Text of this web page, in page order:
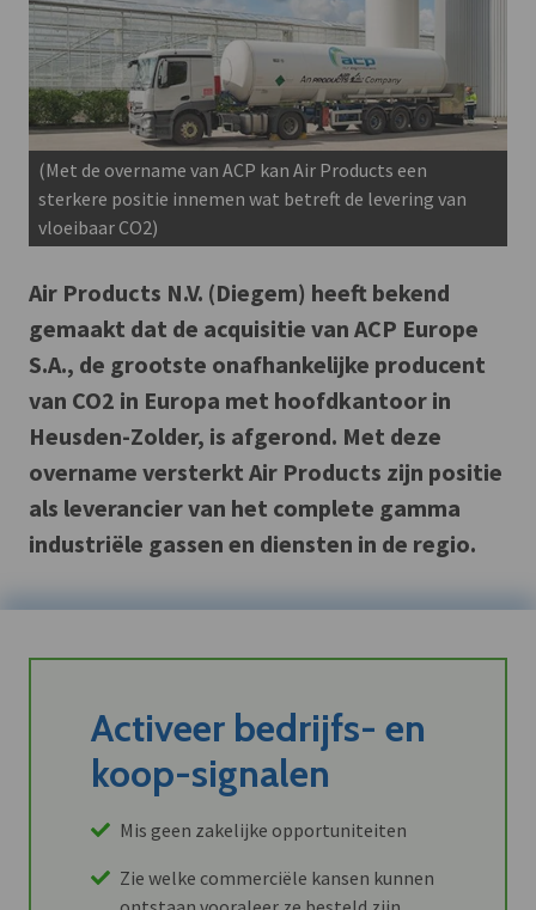
(Met de overname van ACP kan Air Products een
sterkere positie innemen wat betreft de levering van
vloeibaar CO2)
Air Products N.V. (Diegem) heeft bekend
gemaakt dat de acquisitie van ACP Europe
S.A., de grootste onafhankelijke producent
van CO2 in Europa met hoofdkantoor in
Heusden-Zolder, is afgerond. Met deze
overname versterkt Air Products zijn positie
als leverancier van het complete gamma
industriële gassen en diensten in de regio.
Activeer bedrijfs- en
koop-signalen
Mis geen zakelijke opportuniteiten
Zie welke commerciële kansen kunnen